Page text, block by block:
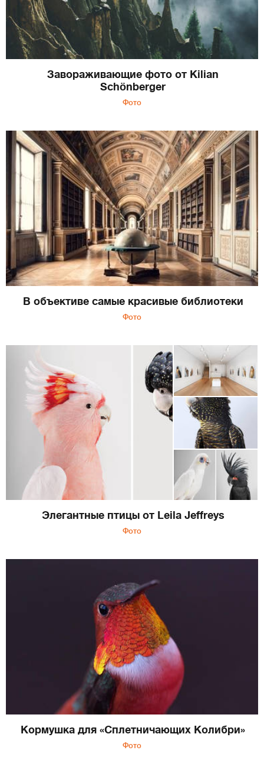
Завораживающие фото от Kilian
Schönberger
Фото
В объективе самые красивые библиотеки
Фото
Элегантные птицы от Leila Jeffreys
Фото
Кормушка для «Сплетничающих Колибри»
Фото